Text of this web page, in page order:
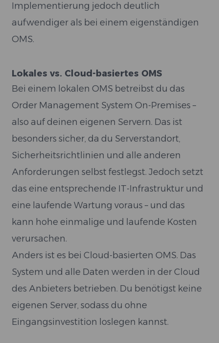
Implementierung jedoch deutlich
aufwendiger als bei einem eigenständigen
OMS.
Lokales vs. Cloud-basiertes OMS
Bei einem lokalen OMS betreibst du das
Order Management System On-Premises –
also auf deinen eigenen Servern. Das ist
besonders sicher, da du Serverstandort,
Sicherheitsrichtlinien und alle anderen
Anforderungen selbst festlegst. Jedoch setzt
das eine entsprechende IT-Infrastruktur und
eine laufende Wartung voraus – und das
kann hohe einmalige und laufende Kosten
verursachen.
Anders ist es bei Cloud-basierten OMS. Das
System und alle Daten werden in der Cloud
des Anbieters betrieben. Du benötigst keine
eigenen Server, sodass du ohne
Eingangsinvestition loslegen kannst.